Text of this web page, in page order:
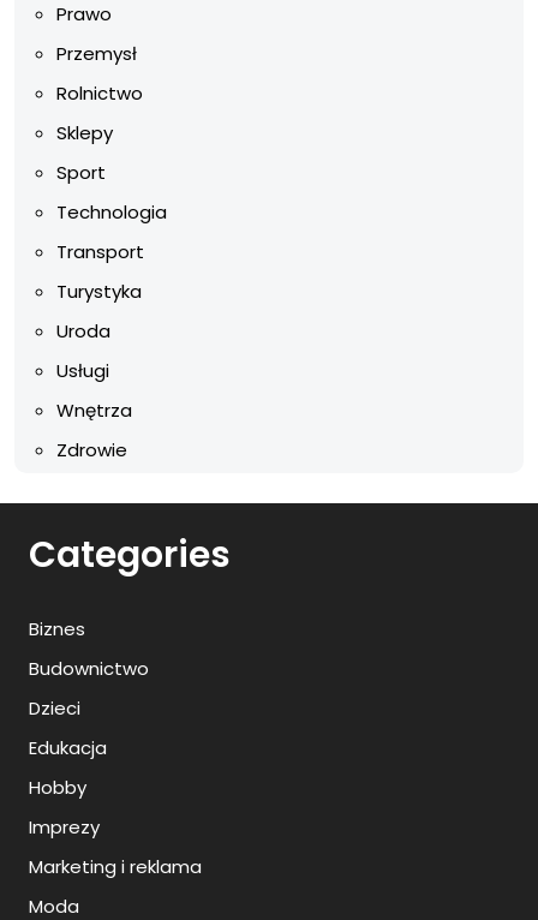
Prawo
Przemysł
Rolnictwo
Sklepy
Sport
Technologia
Transport
Turystyka
Uroda
Usługi
Wnętrza
Zdrowie
Categories
Biznes
Budownictwo
Dzieci
Edukacja
Hobby
Imprezy
Marketing i reklama
Moda